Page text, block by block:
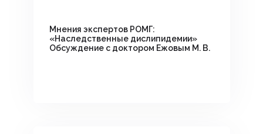
Мнения экспертов РОМГ:
«Наследственные дислипидемии»
Обсуждение с доктором Ежовым М. В.